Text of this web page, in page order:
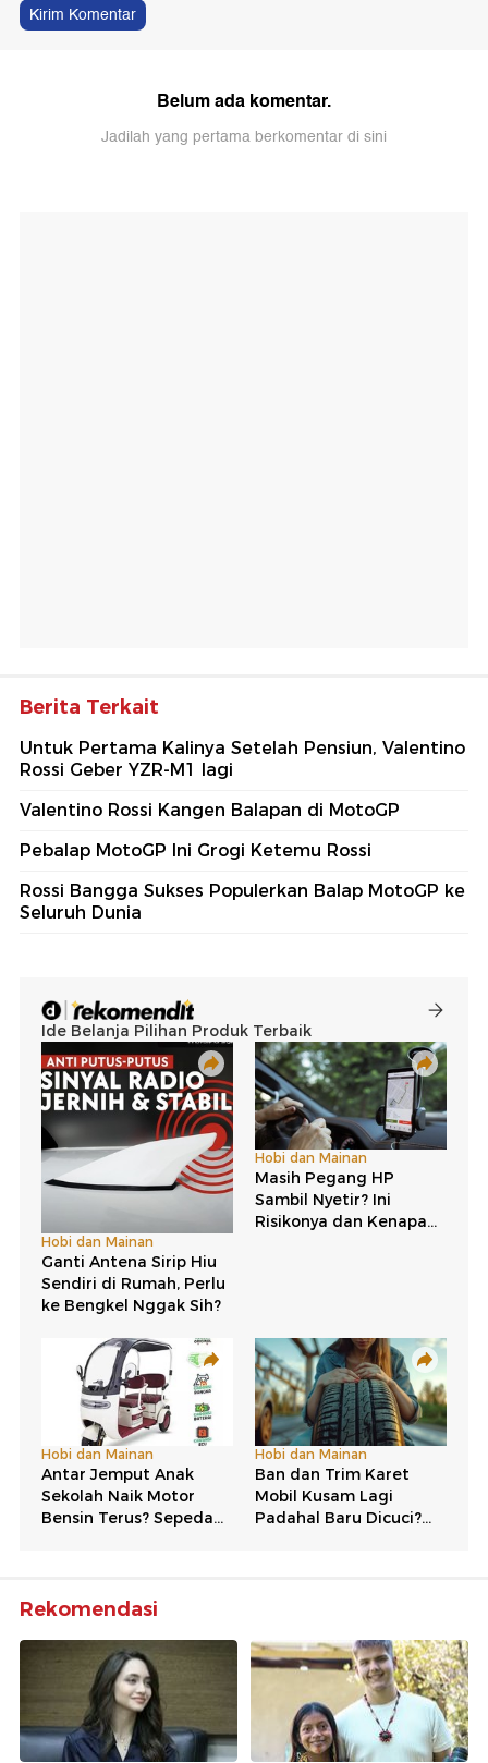
Kirim Komentar
Belum ada komentar.
Jadilah yang pertama berkomentar di sini
Berita Terkait
Untuk Pertama Kalinya Setelah Pensiun, Valentino
Rossi Geber YZR-M1 lagi
Valentino Rossi Kangen Balapan di MotoGP
Pebalap MotoGP Ini Grogi Ketemu Rossi
Rossi Bangga Sukses Populerkan Balap MotoGP ke
Seluruh Dunia
Rekomendasi